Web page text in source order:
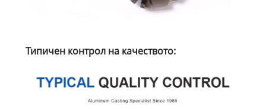
Типичен контрол на качеството: